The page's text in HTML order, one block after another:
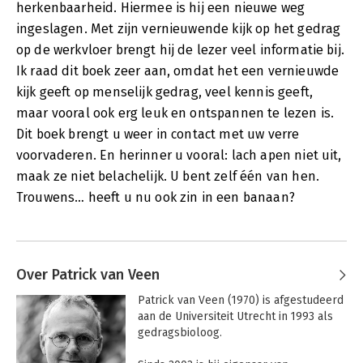
herkenbaarheid. Hiermee is hij een nieuwe weg
ingeslagen. Met zijn vernieuwende kijk op het gedrag
op de werkvloer brengt hij de lezer veel informatie bij.
Ik raad dit boek zeer aan, omdat het een vernieuwde
kijk geeft op menselijk gedrag, veel kennis geeft,
maar vooral ook erg leuk en ontspannen te lezen is.
Dit boek brengt u weer in contact met uw verre
voorvaderen. En herinner u vooral: lach apen niet uit,
maak ze niet belachelijk. U bent zelf één van hen.
Trouwens… heeft u nu ook zin in een banaan?
Over Patrick van Veen
Patrick van Veen (1970) is afgestudeerd
aan de Universiteit Utrecht in 1993 als
gedragsbioloog.